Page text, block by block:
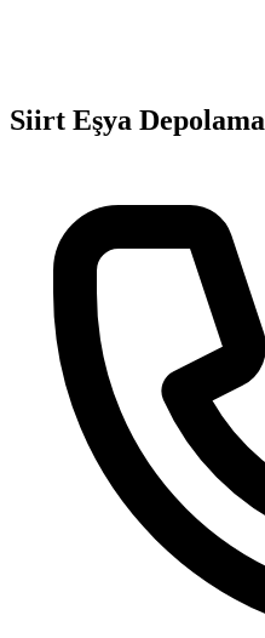
Siirt Eşya Depolama